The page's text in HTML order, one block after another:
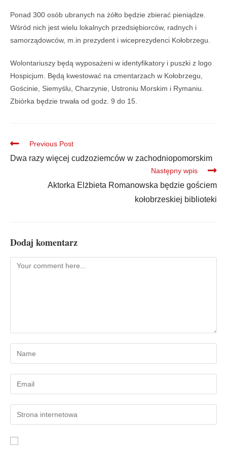
Ponad 300 osób ubranych na żółto będzie zbierać pieniądze.
Wśród nich jest wielu lokalnych przedsiębiorców, radnych i
samorządowców, m.in prezydent i wiceprezydenci Kołobrzegu.
Wolontariuszy będą wyposażeni w identyfikatory i puszki z logo
Hospicjum. Będą kwestować na cmentarzach w Kołobrzegu,
Gościnie, Siemyślu, Charzynie, Ustroniu Morskim i Rymaniu.
Zbiórka będzie trwała od godz. 9 do 15.
Previous Post
Dwa razy więcej cudzoziemców w zachodniopomorskim
Następny wpis
Aktorka Elżbieta Romanowska będzie gościem
kołobrzeskiej biblioteki
Dodaj komentarz